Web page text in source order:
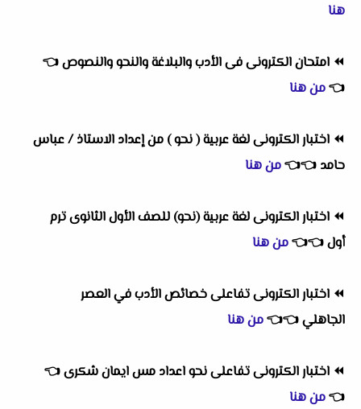
هنا
⏪ امتحان الكترونى فى الأدب والبلاغة والنحو والنصوص👈
👈من هنا
⏪ اختبار الكترونى لغة عربية ( نحو ) من إعداد الاستاذ / عباس
حامد 👈
👈من هنا
⏪ اختبار الكترونى لغة عربية (نحو) للصف الأول الثانوى ترم
أول👈
👈من هنا
⏪ اختبار الكترونى تفاعلى خصائص الأدب في العصر
الجاهلي👈
👈من هنا
⏪ اختبار الكترونى تفاعلى نحو اعداد مس ايمان شكرى👈
👈من هنا